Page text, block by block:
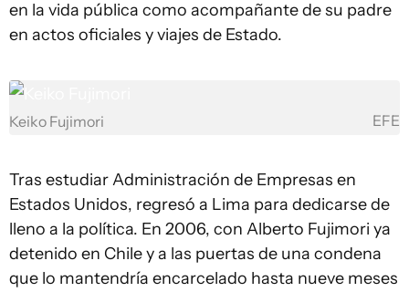
en la vida pública como acompañante de su padre
en actos oficiales y viajes de Estado.
Keiko Fujimori EFE
Tras estudiar Administración de Empresas en
Estados Unidos, regresó a Lima para dedicarse de
lleno a la política. En 2006, con Alberto Fujimori ya
detenido en Chile y a las puertas de una condena
que lo mantendría encarcelado hasta nueve meses